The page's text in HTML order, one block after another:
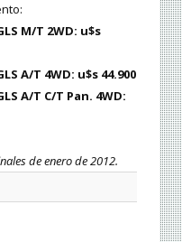
M/T 2WD: u$s
A/T 4WD: u$s 44.900
A/T C/T Pan. 4WD:
de enero de 2012.